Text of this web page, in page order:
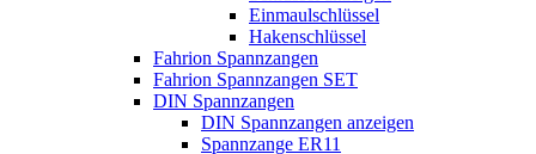
Einmaulschlüssel
Hakenschlüssel
Fahrion Spannzangen
Fahrion Spannzangen SET
DIN Spannzangen
DIN Spannzangen anzeigen
Spannzange ER11